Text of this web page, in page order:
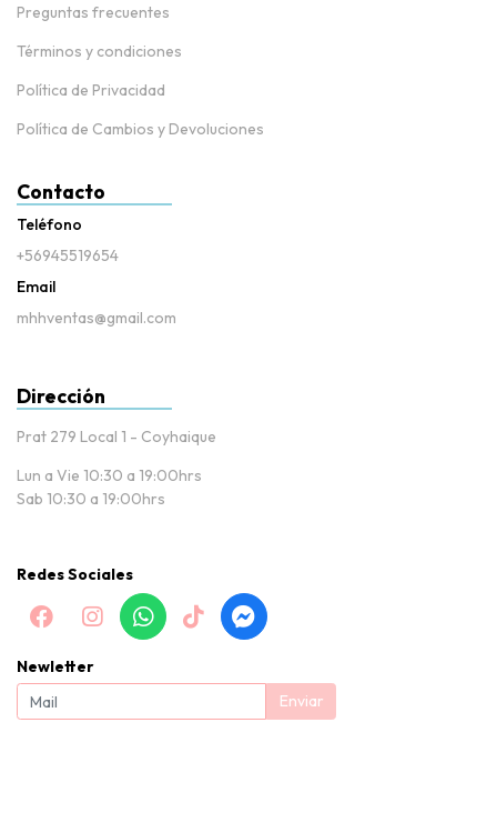
Preguntas frecuentes
Términos y condiciones
Política de Privacidad
Política de Cambios y Devoluciones
Contacto
Teléfono
+56945519654
Email
mhhventas@gmail.com
Dirección
Prat 279 Local 1 - Coyhaique
Lun a Vie 10:30 a 19:00hrs
Sab 10:30 a 19:00hrs
Redes Sociales
Newletter
Enviar